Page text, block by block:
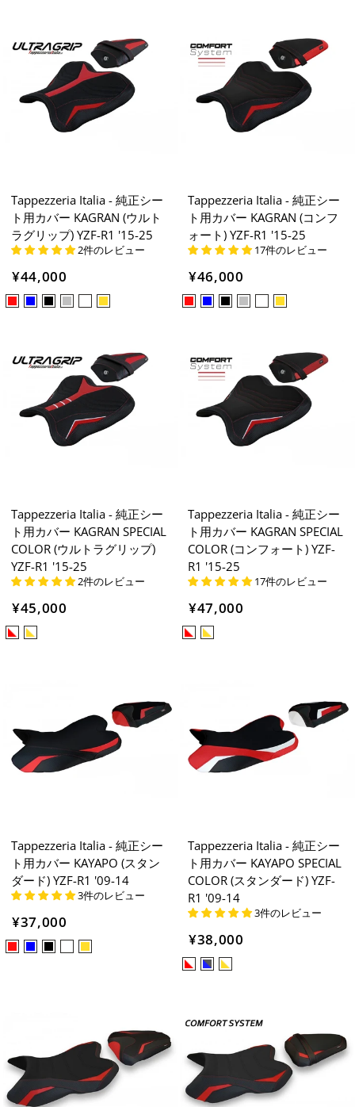
Tappezzeria Italia - 純正シー
ト用カバー KAGRAN (ウルト
ラグリップ) YZF-R1 '15-25
2件のレビュー
¥44,000
Tappezzeria Italia - 純正シー
ト用カバー KAGRAN (コンフ
ォート) YZF-R1 '15-25
17件のレビュー
¥46,000
Tappezzeria Italia - 純正シー
ト用カバー KAGRAN SPECIAL
COLOR (ウルトラグリップ)
YZF-R1 '15-25
2件のレビュー
¥45,000
Tappezzeria Italia - 純正シー
ト用カバー KAGRAN SPECIAL
COLOR (コンフォート) YZF-
R1 '15-25
17件のレビュー
¥47,000
Tappezzeria Italia - 純正シー
ト用カバー KAYAPO (スタン
ダード) YZF-R1 '09-14
3件のレビュー
¥37,000
Tappezzeria Italia - 純正シー
ト用カバー KAYAPO SPECIAL
COLOR (スタンダード) YZF-
R1 '09-14
3件のレビュー
¥38,000